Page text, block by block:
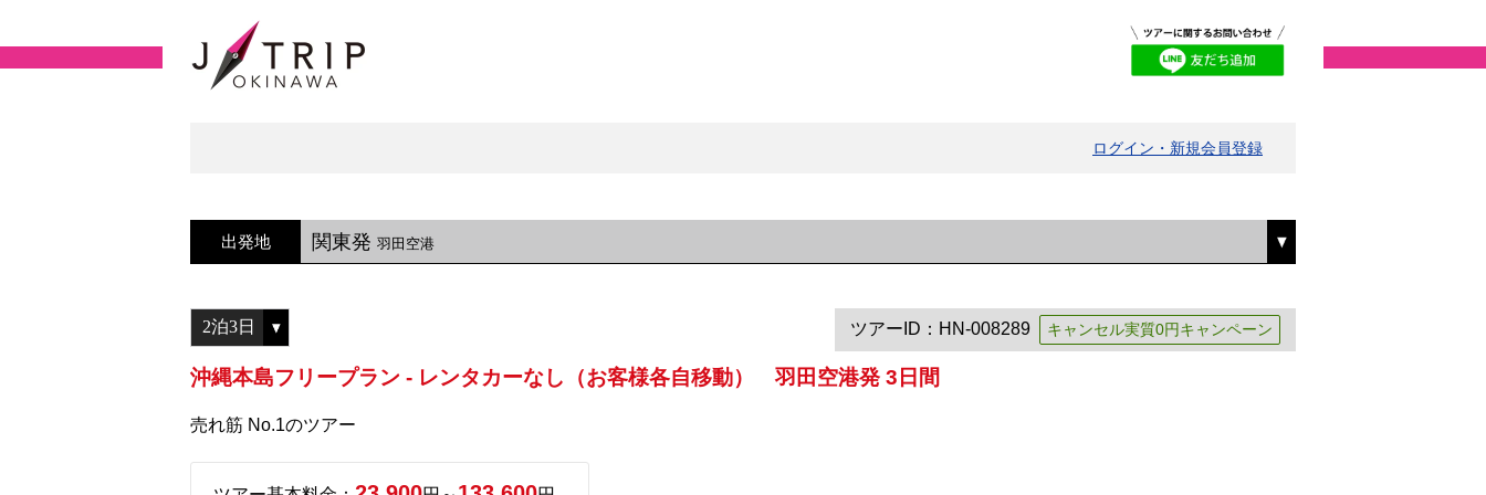
ログイン・新規会員登録
出発地 関東発 羽田空港
ツアーID：HN-008289 キャンセル実質0円キャンペーン
沖縄本島フリープラン - レンタカーなし（お客様各自移動） 羽田空港発 3日間
売れ筋 No.1のツアー